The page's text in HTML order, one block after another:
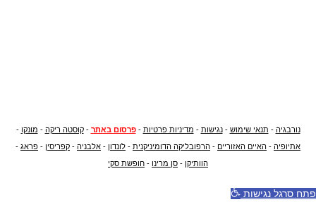
נורבגיה - תנאי שימוש -נגישות - מדיניות פרטיות -פרסום באתר -קוסטה ריקה - מונקו -
אתיופיה - האיים האזוריים - הרפובליקה הדומיניקנית - לונדון - אלבניה - קפריסין - פראג -
הוותיקן - סן מרינו - חופשת סקי
פתח סרגל נגישות